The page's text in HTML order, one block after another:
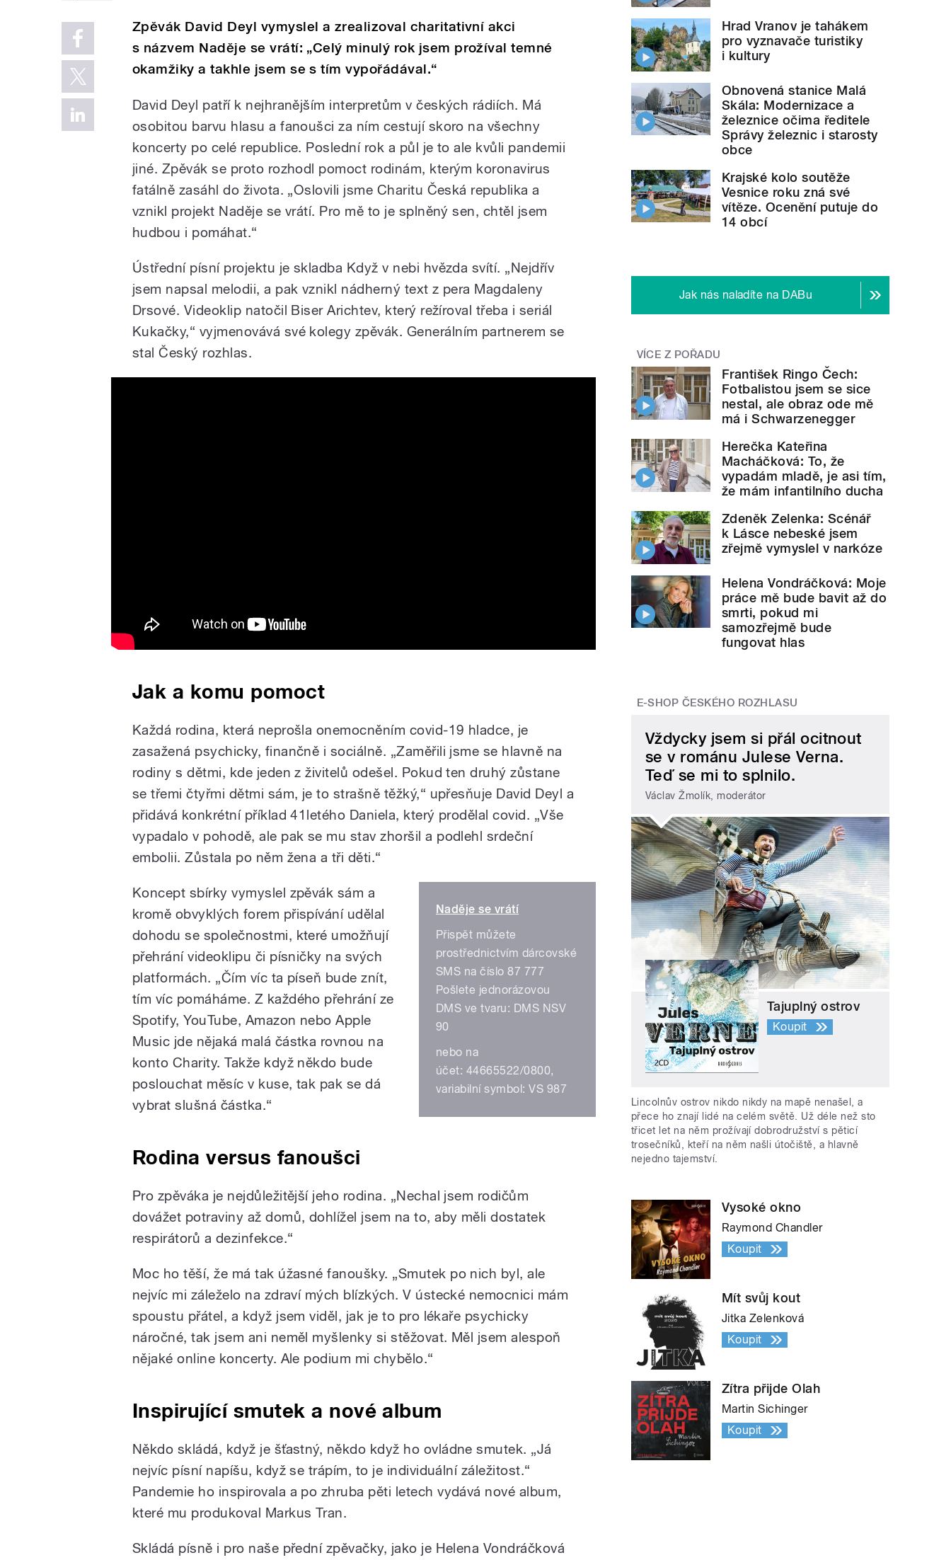
Zpěvák David Deyl vymyslel a zrealizoval charitativní akci
s názvem Naděje se vrátí: „Celý minulý rok jsem prožíval temné
okamžiky a takhle jsem se s tím vypořádával.“
David Deyl patří k nejhranějším interpretům v českých rádiích. Má
osobitou barvu hlasu a fanoušci za ním cestují skoro na všechny
koncerty po celé republice. Poslední rok a půl je to ale kvůli pandemii
jiné. Zpěvák se proto rozhodl pomoct rodinám, kterým koronavirus
fatálně zasáhl do života. „Oslovili jsme Charitu Česká republika a
vznikl projekt Naděje se vrátí. Pro mě to je splněný sen, chtěl jsem
hudbou i pomáhat.“
Ústřední písní projektu je skladba Když v nebi hvězda svítí. „Nejdřív
jsem napsal melodii, a pak vznikl nádherný text z pera Magdaleny
Drsové. Videoklip natočil Biser Arichtev, který režíroval třeba i seriál
Kukačky,“ vyjmenovává své kolegy zpěvák. Generálním partnerem se
stal Český rozhlas.
Jak a komu pomoct
Každá rodina, která neprošla onemocněním covid-19 hladce, je
zasažená psychicky, finančně i sociálně. „Zaměřili jsme se hlavně na
rodiny s dětmi, kde jeden z živitelů odešel. Pokud ten druhý zůstane
se třemi čtyřmi dětmi sám, je to strašně těžký,“ upřesňuje David Deyl a
přidává konkrétní příklad 41letého Daniela, který prodělal covid. „Vše
vypadalo v pohodě, ale pak se mu stav zhoršil a podlehl srdeční
embolii. Zůstala po něm žena a tři děti.“
Naděje se vrátí
Přispět můžete
prostřednictvím dárcovské
SMS na číslo 87 777
Pošlete jednorázovou
DMS ve tvaru: DMS NSV
90
nebo na
účet: 44665522/0800,
variabilní symbol: VS 987
Koncept sbírky vymyslel zpěvák sám a
kromě obvyklých forem přispívání udělal
dohodu se společnostmi, které umožňují
přehrání videoklipu či písničky na svých
platformách. „Čím víc ta píseň bude znít,
tím víc pomáháme. Z každého přehrání ze
Spotify, YouTube, Amazon nebo Apple
Music jde nějaká malá částka rovnou na
konto Charity. Takže když někdo bude
poslouchat měsíc v kuse, tak pak se dá
vybrat slušná částka.“
Rodina versus fanoušci
Pro zpěváka je nejdůležitější jeho rodina. „Nechal jsem rodičům
dovážet potraviny až domů, dohlížel jsem na to, aby měli dostatek
respirátorů a dezinfekce.“
Moc ho těší, že má tak úžasné fanoušky. „Smutek po nich byl, ale
nejvíc mi záleželo na zdraví mých blízkých. V ústecké nemocnici mám
spoustu přátel, a když jsem viděl, jak je to pro lékaře psychicky
náročné, tak jsem ani neměl myšlenky si stěžovat. Měl jsem alespoň
nějaké online koncerty. Ale podium mi chybělo.“
Inspirující smutek a nové album
Někdo skládá, když je šťastný, někdo když ho ovládne smutek. „Já
nejvíc písní napíšu, když se trápím, to je individuální záležitost.“
Pandemie ho inspirovala a po zhruba pěti letech vydává nové album,
které mu produkoval Markus Tran.
Skládá písně i pro naše přední zpěvačky, jako je Helena Vondráčková
Hrad Vranov je tahákem
pro vyznavače turistiky
i kultury
Obnovená stanice Malá
Skála: Modernizace a
železnice očima ředitele
Správy železnic i starosty
obce
Krajské kolo soutěže
Vesnice roku zná své
vítěze. Ocenění putuje do
14 obcí
Jak nás naladíte na DABu
VÍCE Z POŘADU
František Ringo Čech:
Fotbalistou jsem se sice
nestal, ale obraz ode mě
má i Schwarzenegger
Herečka Kateřina
Macháčková: To, že
vypadám mladě, je asi tím,
že mám infantilního ducha
Zdeněk Zelenka: Scénář
k Lásce nebeské jsem
zřejmě vymyslel v narkóze
Helena Vondráčková: Moje
práce mě bude bavit až do
smrti, pokud mi
samozřejmě bude
fungovat hlas
E-SHOP ČESKÉHO ROZHLASU
Vždycky jsem si přál ocitnout
se v románu Julese Verna.
Teď se mi to splnilo.
Václav Žmolík, moderátor
Tajuplný ostrov
Koupit
Lincolnův ostrov nikdo nikdy na mapě nenašel, a
přece ho znají lidé na celém světě. Už déle než sto
třicet let na něm prožívají dobrodružství s pěticí
trosečníků, kteří na něm našli útočiště, a hlavně
nejedno tajemství.
Vysoké okno
Raymond Chandler
Koupit
Mít svůj kout
Jitka Zelenková
Koupit
Zítra přijde Olah
Martin Sichinger
Koupit